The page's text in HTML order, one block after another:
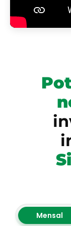
Mensal